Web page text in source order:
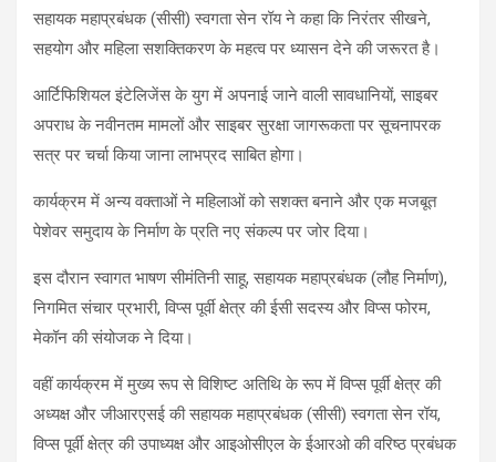
सहायक महाप्रबंधक (सीसी) स्वगता सेन रॉय ने कहा कि निरंतर सीखने,
सहयोग और महिला सशक्तिकरण के महत्व पर ध्यासन देने की जरूरत है।
आर्टिफिशियल इंटेलिजेंस के युग में अपनाई जाने वाली सावधानियों, साइबर
अपराध के नवीनतम मामलों और साइबर सुरक्षा जागरूकता पर सूचनापरक
सत्र पर चर्चा किया जाना लाभप्रद साबित होगा।
कार्यक्रम में अन्य वक्ताओं ने महिलाओं को सशक्त बनाने और एक मजबूत
पेशेवर समुदाय के निर्माण के प्रति नए संकल्प पर जोर दिया।
इस दौरान स्वागत भाषण सीमंतिनी साहू, सहायक महाप्रबंधक (लौह निर्माण),
निगमित संचार प्रभारी, विप्स पूर्वी क्षेत्र की ईसी सदस्य और विप्स फोरम,
मेकॉन की संयोजक ने दिया।
वहीं कार्यक्रम में मुख्य रूप से विशिष्ट अतिथि के रूप में विप्स पूर्वी क्षेत्र की
अध्यक्ष और जीआरएसई की सहायक महाप्रबंधक (सीसी) स्वगता सेन रॉय,
विप्स पूर्वी क्षेत्र की उपाध्यक्ष और आइओसीएल के ईआरओ की वरिष्ठ प्रबंधक